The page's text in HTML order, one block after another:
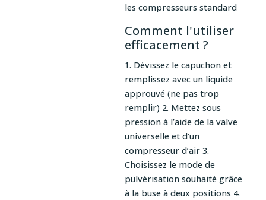
les compresseurs standard
Comment l'utiliser
efficacement ?
1. Dévissez le capuchon et
remplissez avec un liquide
approuvé (ne pas trop
remplir) 2. Mettez sous
pression à l’aide de la valve
universelle et d’un
compresseur d’air 3.
Choisissez le mode de
pulvérisation souhaité grâce
à la buse à deux positions 4.